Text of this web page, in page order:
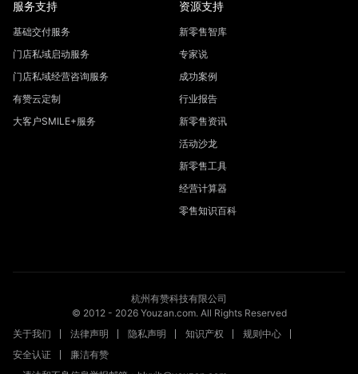
服务支持
基础交付服务
门店私域启动服务
门店私域经营咨询服务
有赞云定制
大客户SMILE+服务
资源支持
新零售智库
专家说
成功案例
行业报告
新零售资讯
活动沙龙
新零售工具
经营计算器
零售知识百科
杭州有赞科技有限公司
© 2012 - 2026Youzan.com. All Rights Reserved
关于我们
法律声明 隐私声明 知识产权
规则中心
安全认证
廉洁有赞